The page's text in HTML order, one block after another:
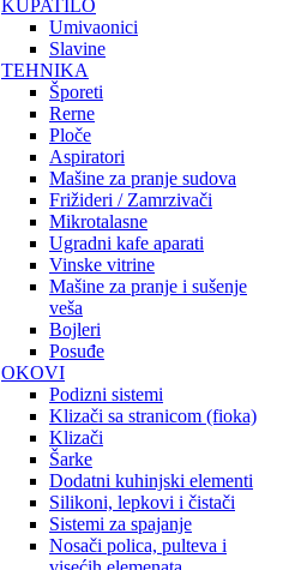
KUPATILO
Umivaonici
Slavine
TEHNIKA
Šporeti
Rerne
Ploče
Aspiratori
Mašine za pranje sudova
Frižideri / Zamrzivači
Mikrotalasne
Ugradni kafe aparati
Vinske vitrine
Mašine za pranje i sušenje
veša
Bojleri
Posuđe
OKOVI
Podizni sistemi
Klizači sa stranicom (fioka)
Klizači
Šarke
Dodatni kuhinjski elementi
Silikoni, lepkovi i čistači
Sistemi za spajanje
Nosači polica, pulteva i